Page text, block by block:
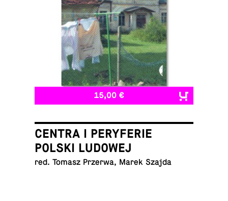
15,00 €
CENTRA I PERYFERIE
POLSKI LUDOWEJ
red. Tomasz Przerwa, Marek Szajda